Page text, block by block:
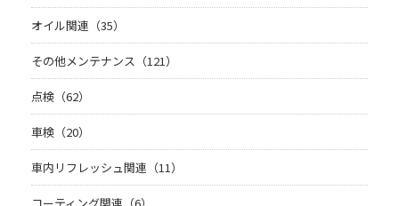
オイル関連（35）
その他メンテナンス（121）
点検（62）
車検（20）
車内リフレッシュ関連（11）